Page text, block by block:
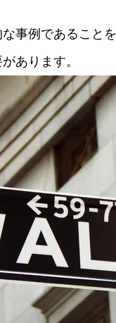
事例であることを
あります。